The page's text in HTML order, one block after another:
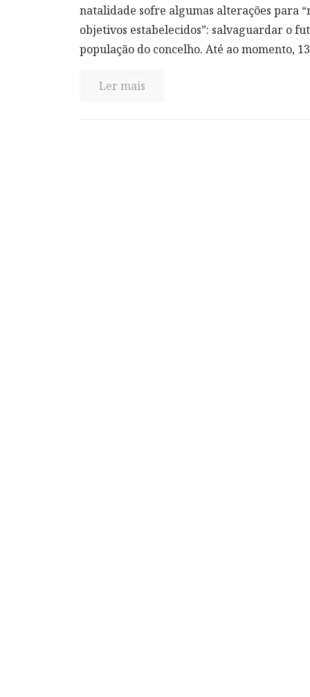
natalidade sofre algumas alterações para
objetivos estabelecidos”: salvaguardar o
população do concelho. Até ao momento,
Ler mais